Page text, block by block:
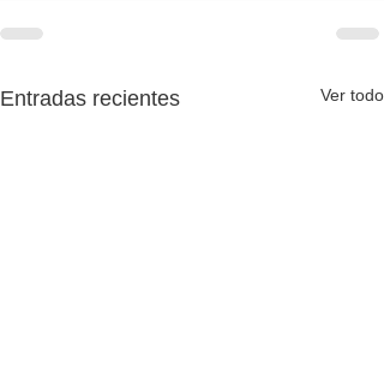
Entradas recientes Ver todo